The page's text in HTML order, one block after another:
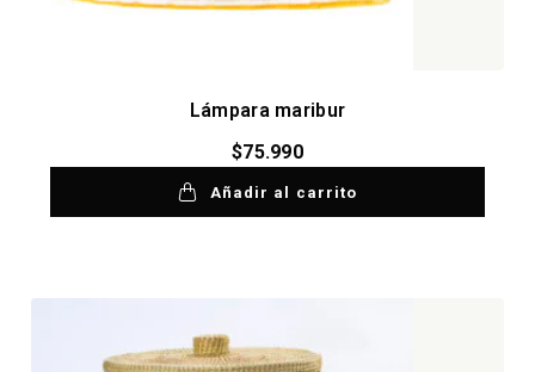
Lámpara maribur
$75.990
Añadir al carrito